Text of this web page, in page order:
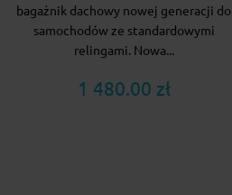
bagażnik dachowy nowej generacji do
samochodów ze standardowymi
relingami. Nowa...
1 480.00 zł